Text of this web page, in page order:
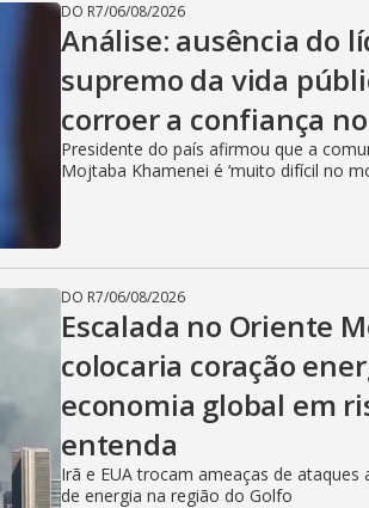
DO R7/06/08/2026
Análise: ausência do
supremo da vida
corroer a confiança
Presidente do país afirmou que a
Mojtaba Khamenei é ‘muito difícil no
DO R7/06/08/2026
Escalada no Oriente
colocaria coração
economia global em
entenda
Irã e EUA trocam ameaças de ataques
de energia na região do Golfo